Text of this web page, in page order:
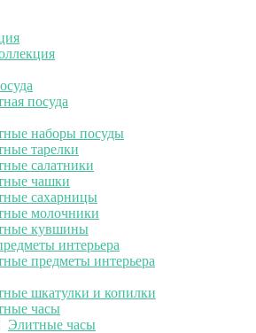
посуда
наборы посуды
тарелки
салатники
чашки
сахарницы
молочники
кувшины
интерьера
предметы интерьера
шкатулки и копилки
часы
Элитные часы